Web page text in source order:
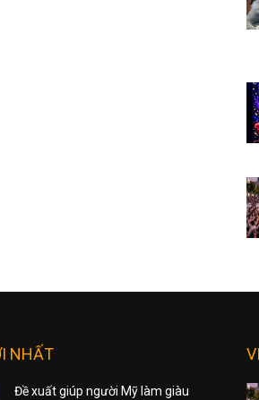
NHẤT
Đề xuất giúp người Mỹ làm giàu